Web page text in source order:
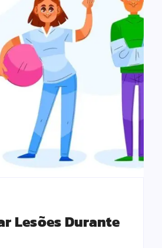
Lesões Durante